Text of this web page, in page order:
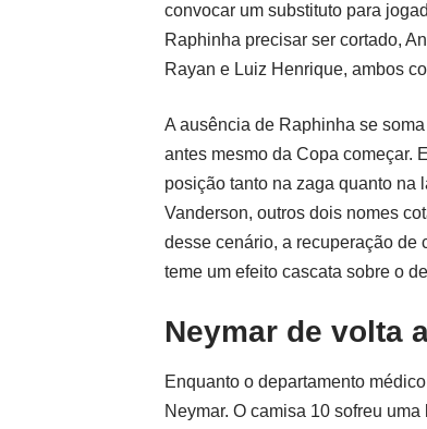
convocar um substituto para
Raphinha precisar ser cortado,
Rayan e Luiz Henrique, ambos
A ausência de Raphinha se
antes mesmo da Copa começar.
posição tanto na zaga quanto na
Vanderson, outros dois nomes
desse cenário, a recuperação de
teme um efeito cascata sobre o
Neymar de volta
Enquanto o departamento
Neymar. O camisa 10 sofreu